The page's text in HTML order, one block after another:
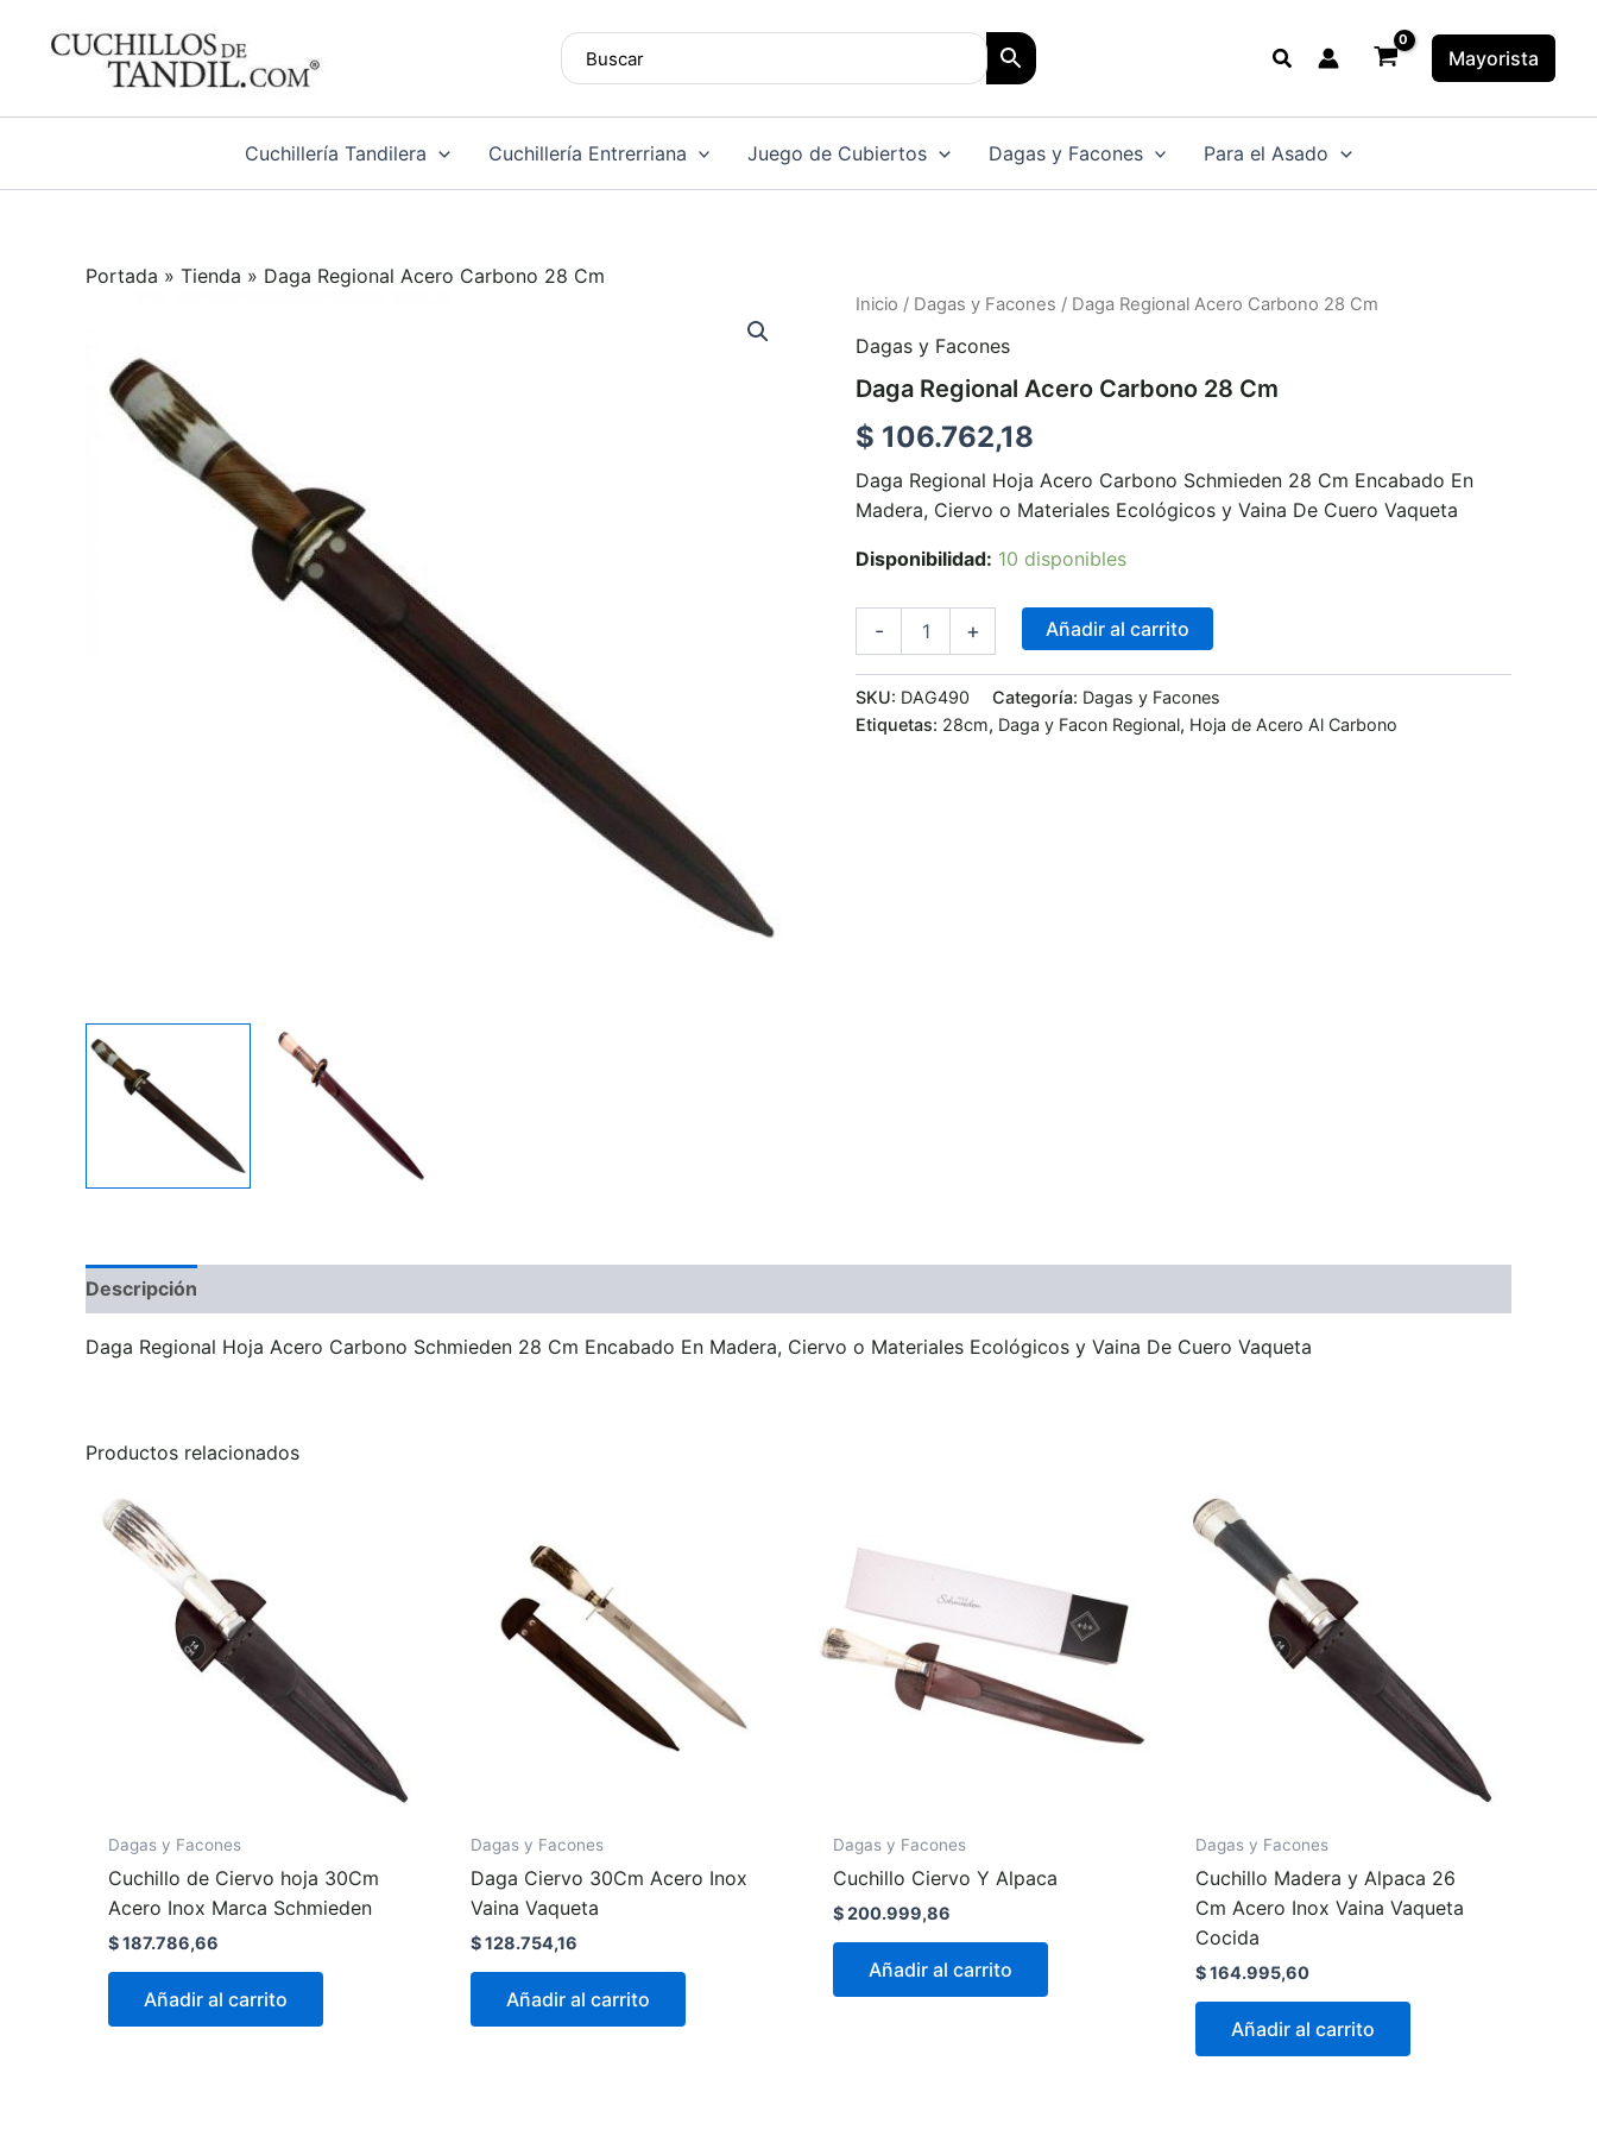
Buscar Mayorista
Cuchillería Tandilera Cuchillería Entrerriana Juego de Cubiertos Dagas y Facones Para el Asado
Portada » Tienda » Daga Regional Acero Carbono 28 Cm
Inicio / Dagas y Facones / Daga Regional Acero Carbono 28 Cm
Dagas y Facones
Daga Regional Acero Carbono 28 Cm
$ 106.762,18
Daga Regional Hoja Acero Carbono Schmieden 28 Cm Encabado En
Madera, Ciervo o Materiales Ecológicos y Vaina De Cuero Vaqueta
Disponibilidad: 10 disponibles
-
Daga
Acero
28
Cm
cantidad
+ Añadir al carrito
SKU: DAG490 Categoría: Dagas y Facones
Etiquetas: 28cm, Daga y Facon Regional, Hoja de Acero Al Carbono
Descripción
Daga Regional Hoja Acero Carbono Schmieden 28 Cm Encabado En Madera, Ciervo o Materiales Ecológicos y Vaina De Cuero Vaqueta
Productos relacionados
Dagas y Facones
Cuchillo de Ciervo hoja 30Cm
Acero Inox Marca Schmieden
$187.786,66
Añadir al carrito
Dagas y Facones
Daga Ciervo 30Cm Acero Inox
Vaina Vaqueta
$128.754,16
Añadir al carrito
Dagas y Facones
Cuchillo Ciervo Y Alpaca
$200.999,86
Añadir al carrito
Dagas y Facones
Cuchillo Madera y Alpaca 26
Cm Acero Inox Vaina Vaqueta
Cocida
$164.995,60
Añadir al carrito